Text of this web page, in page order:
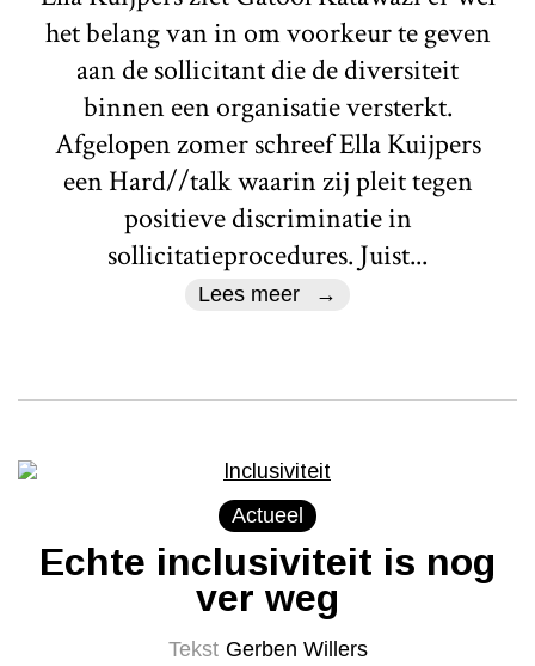
het belang van in om voorkeur te geven
aan de sollicitant die de diversiteit
binnen een organisatie versterkt.
Afgelopen zomer schreef Ella Kuijpers
een Hard//talk waarin zij pleit tegen
positieve discriminatie in
sollicitatieprocedures. Juist...
Lees meer
Actueel
Echte inclusiviteit is nog
ver weg
Tekst Gerben Willers